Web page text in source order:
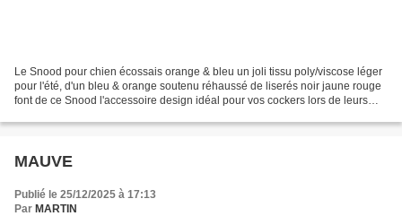
Le Snood pour chien écossais orange & bleu un joli tissu poly/viscose léger
pour l'été, d'un bleu & orange soutenu réhaussé de liserés noir jaune rouge
font de ce Snood l'accessoire design idéal pour vos cockers lors de leurs
MAUVE
Publié le 25/12/2025 à 17:13
Par MARTIN